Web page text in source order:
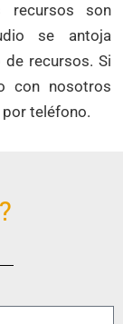
recursos son
se antoja
recursos. Si
con nosotros
teléfono.